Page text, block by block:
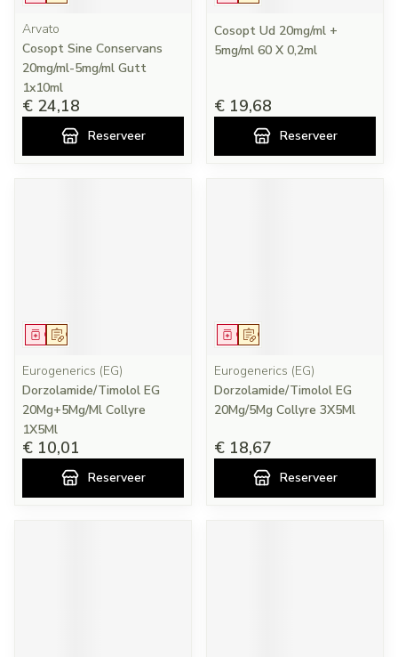
Arvato
Cosopt Sine Conservans
20mg/ml-5mg/ml Gutt
1x10ml
€ 24,18
Reserveer
Cosopt Ud 20mg/ml +
5mg/ml 60 X 0,2ml
€ 19,68
Reserveer
Op voorschrift
Geneesmiddel
Eurogenerics (EG)
Dorzolamide/Timolol EG
20Mg+5Mg/Ml Collyre
1X5Ml
€ 10,01
Reserveer
Op voorschrift
Geneesmiddel
Eurogenerics (EG)
Dorzolamide/Timolol EG
20Mg/5Mg Collyre 3X5Ml
€ 18,67
Reserveer